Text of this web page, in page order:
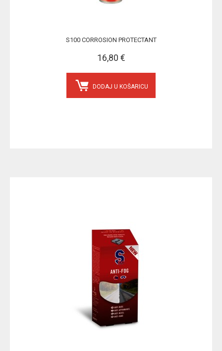
S100 CORROSION PROTECTANT
16,80 €
DODAJ U KOŠARICU